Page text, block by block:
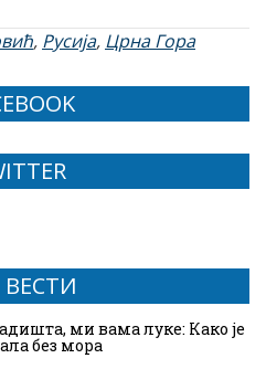
, Русија, Црна Гора
ВЕСТИ
ми вама луке: Како је
без мора